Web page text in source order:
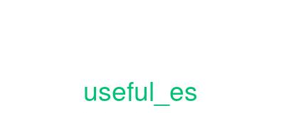
useful_es